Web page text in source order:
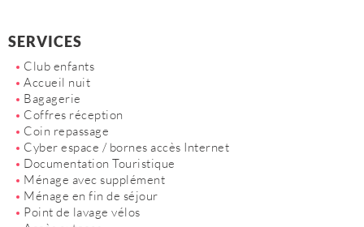
SERVICES
Club enfants
Accueil nuit
Bagagerie
Coffres réception
Coin repassage
Cyber espace / bornes accès Internet
Documentation Touristique
Ménage avec supplément
Ménage en fin de séjour
Point de lavage vélos